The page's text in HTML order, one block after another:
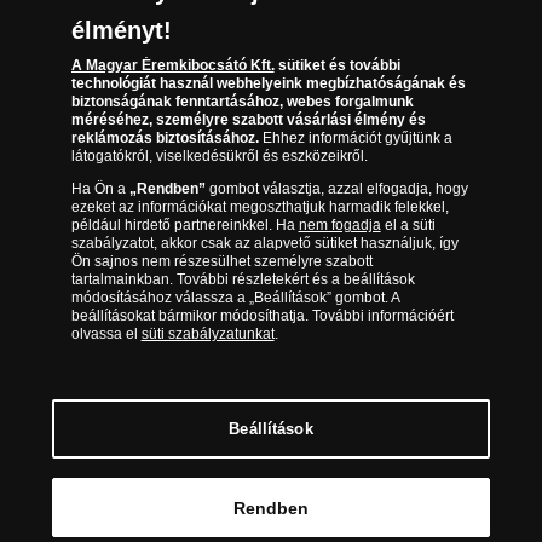
Az érmék és érmek ára és értéke
Gyakran ismételt kérdések
Adatkezelés
17.00 óra között, péntekenként 9.00 és 15.00 óra
között)
Cégjegyzékszám: 01-09-957944, Adószám: 23275395-2-41 A Társaság a
Magyar Kereskedelmi Engedélyezési Hivatal Nemesfémvizsgáló és
Hitelesítő Hatóság (1089 Budapest, Bláthy Ottó utca 3-5.)
engedélyéhez kötött tevékenységet folytat. Kereskedelmi engedély
© Copyright 2026 - Magyar Éremkibocsátó Kft.
élményt!
A Magyar Éremkibocsátó Kft.sütiket és további
technológiát használ webhelyeink megbízhatóságának és
biztonságának fenntartásához, webes forgalmunk
méréséhez, személyre szabott vásárlási élmény és
reklámozás biztosításához.Ehhez információt gyűjtünk a
látogatókról, viselkedésükről és eszközeikről.
Ha Ön a „Rendben”gombot választja, azzal elfogadja, hogy
ezeket az információkat megoszthatjuk harmadik felekkel,
például hirdető partnereinkkel. Ha nem fogadjael a süti
szabályzatot, akkor csak az alapvető sütiket használjuk, így
Ön sajnos nem részesülhet személyre szabott
tartalmainkban. További részletekért és a beállítások
módosításához válassza a „Beállítások” gombot. A
beállításokat bármikor módosíthatja. További információért
olvassa el süti szabályzatunkat.
Beállítások
Rendben